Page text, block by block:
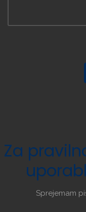
Za
Sprejemam